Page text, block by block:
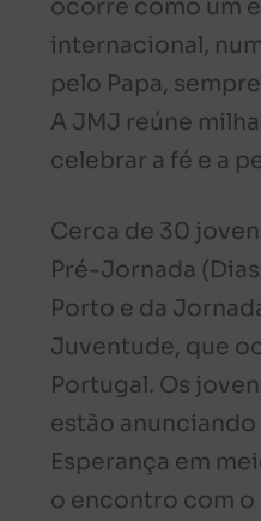
ocorre como um
internacional,
pelo Papa,
A JMJ reúne
celebrar a fé e a
Cerca de 30
Pré-Jornada
Porto e da
Juventude, que
Portugal. Os
estão anunciando
Esperança em
o encontro com o